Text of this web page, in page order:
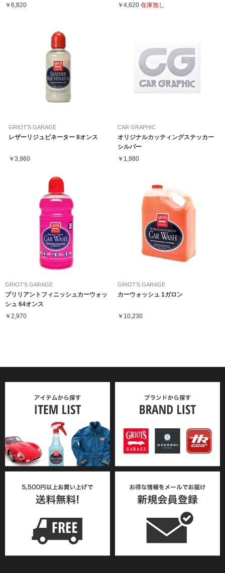
￥6,820
￥4,620 在庫無し
GRIOT'S GARAGE
レザーリジュビネーター 8オンス
￥3,960
CAR GRAPHIC
オリジナルカッティングステッカー
シルバー
￥1,980
GRIOT'S GARAGE
ブリリアントフィニッシュカーウォッ
シュ 64オンス
￥2,970
GRIOT'S GARAGE
カーウォッシュ 1ガロン
￥10,230